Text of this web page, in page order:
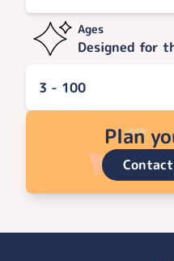
Ages
Designed for
3 - 100
Plan